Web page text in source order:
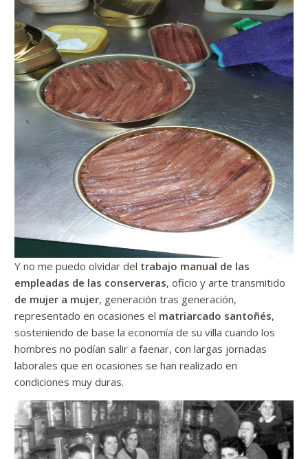
Y no me puedo olvidar del trabajo manual de las
empleadas de las conserveras, oficio y arte transmitido
de mujer a mujer, generación tras generación,
representado en ocasiones el matriarcado santoñés,
sosteniendo de base la economía de su villa cuando los
hombres no podían salir a faenar, con largas jornadas
laborales que en ocasiones se han realizado en
condiciones muy duras.